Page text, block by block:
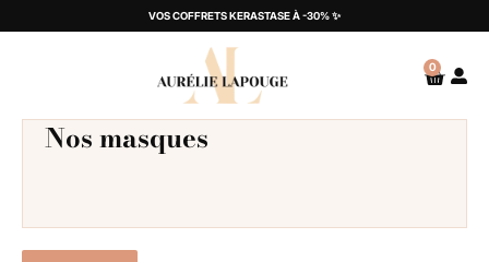
VOS COFFRETS KERASTASE À -30% ✨
0
Nos masques